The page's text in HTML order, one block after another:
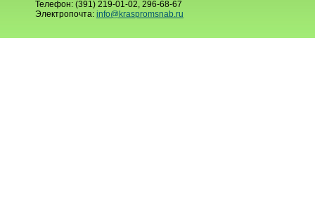
Телефон: (391) 219-01-02, 296-68-67
Электропочта: info@kraspromsnab.ru